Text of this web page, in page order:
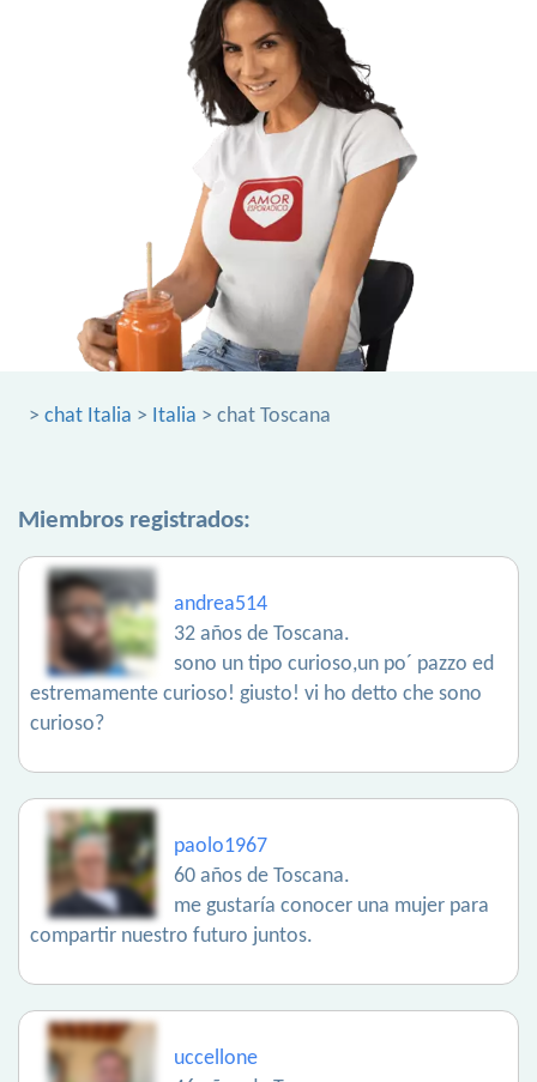
> chat Italia > Italia > chat Toscana
Miembros registrados:
andrea514
32 años de Toscana.
sono un tipo curioso,un po´ pazzo ed
estremamente curioso! giusto! vi ho detto che sono
curioso?
paolo1967
60 años de Toscana.
me gustaría conocer una mujer para
compartir nuestro futuro juntos.
uccellone